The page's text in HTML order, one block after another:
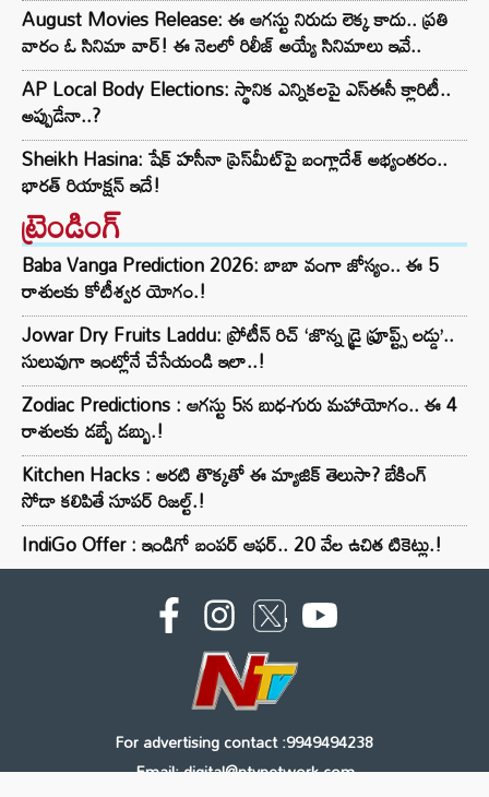
August Movies Release: ఈ ఆగస్టు నిరుడు లెక్క కాదు.. ప్రతి
వారం ఓ సినిమా వార్! ఈ నెలలో రిలీజ్ అయ్యే సినిమాలు ఇవే..
AP Local Body Elections: స్థానిక ఎన్నికలపై ఎస్ఈసీ క్లారిటీ..
అప్పుడేనా..?
Sheikh Hasina: షేక్ హసీనా ప్రెస్‌మీట్‌పై బంగ్లాదేశ్ అభ్యంతరం..
భారత్ రియాక్షన్ ఇదే!
ట్రెండింగ్‌
Baba Vanga Prediction 2026: బాబా వంగా జోస్యం.. ఈ 5
రాశులకు కోటీశ్వర యోగం.!
Jowar Dry Fruits Laddu: ప్రోటీన్ రిచ్ ‘జొన్న డ్రై ఫ్రూప్ట్స్ లడ్డు’..
సులువుగా ఇంట్లోనే చేసేయండి ఇలా..!
Zodiac Predictions : ఆగస్టు 5న బుధ-గురు మహాయోగం.. ఈ 4
రాశులకు డబ్బే డబ్బు.!
Kitchen Hacks : అరటి తొక్కతో ఈ మ్యాజిక్ తెలుసా? బేకింగ్
సోడా కలిపితే సూపర్ రిజల్ట్.!
IndiGo Offer : ఇండిగో బంపర్ ఆఫర్.. 20 వేల ఉచిత టికెట్లు.!
For advertising contact :9949494238
Email: digital@ntvnetwork.com